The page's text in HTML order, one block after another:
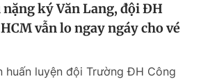
ký Văn Lang, đội ĐH
vẫn lo ngay ngáy cho vé
huấn luyện đội Trường ĐH Công